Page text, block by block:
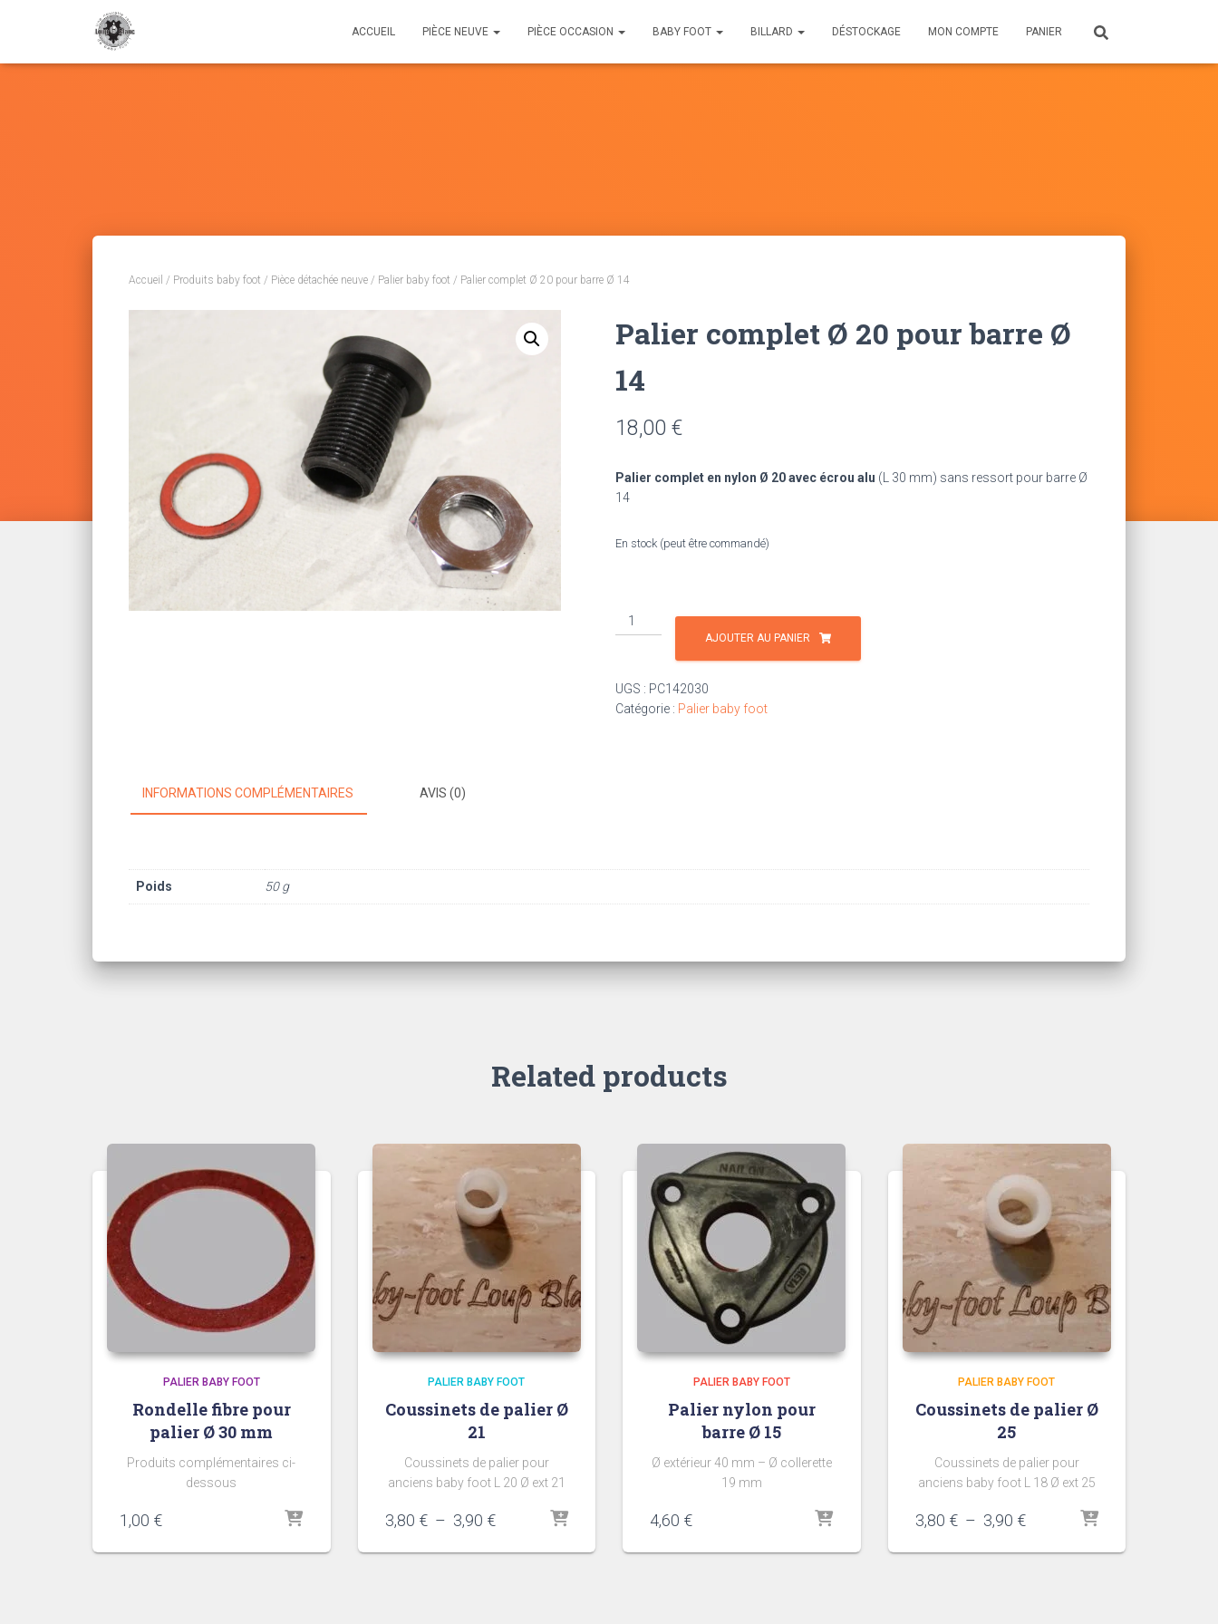
ACCUEIL PIÈCE NEUVE PIÈCE OCCASION BABY FOOT BILLARD DÉSTOCKAGE MON COMPTE PANIER
Accueil / Produits baby foot / Pièce détachée neuve / Palier baby foot / Palier complet Ø 20 pour barre Ø 14
Palier complet Ø 20 pour barre Ø
14
18,00 €
Palier complet en nylon Ø 20avec écrou alu (L 30 mm) sans ressort pour barre Ø
14
En stock (peut être commandé)
quantité
de
Ø
20
AJOUTER AU PANIER
UGS : PC142030
Catégorie : Palier baby foot
INFORMATIONS COMPLÉMENTAIRES AVIS (0)
Poids 50 g
Related products
PALIER BABY FOOT
Rondelle fibre pour
palier Ø 30 mm
Produits complémentaires ci-
dessous
1,00 €
PALIER BABY FOOT
Coussinets de palier Ø
21
Coussinets de palier pour
anciens baby foot L 20 Ø ext 21
3,80 € – 3,90 €Plage
prix :
PALIER BABY FOOT
Palier nylon pour
barre Ø 15
Ø extérieur 40 mm – Ø collerette
19 mm
4,60 €
PALIER BABY FOOT
Coussinets de palier Ø
25
Coussinets de palier pour
anciens baby foot L 18 Ø ext 25
3,80 € – 3,90 €Plage
prix :